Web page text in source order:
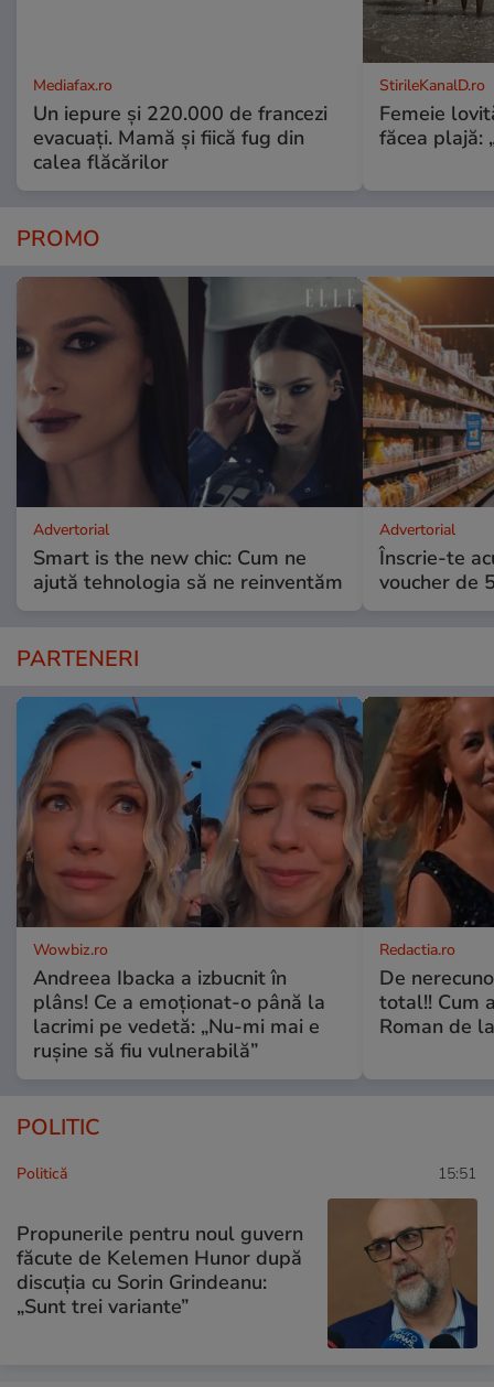
Mediafax.ro
Un iepure și 220.000 de francezi
evacuați. Mamă și fiică fug din
calea flăcărilor
StirileKanalD.ro
Femeie
făcea plajă:
PROMO
Advertorial
Smart is the new chic: Cum ne
ajută tehnologia să ne reinventăm
Advertorial
Înscrie-te
voucher de
PARTENERI
Wowbiz.ro
Andreea Ibacka a izbucnit în
plâns! Ce a emoționat-o până la
lacrimi pe vedetă: „Nu-mi mai e
rușine să fiu vulnerabilă”
Redactia.ro
De
total!! Cum
Roman de
POLITIC
Politică 15:51
Propunerile pentru noul guvern
făcute de Kelemen Hunor după
discuția cu Sorin Grindeanu:
„Sunt trei variante”